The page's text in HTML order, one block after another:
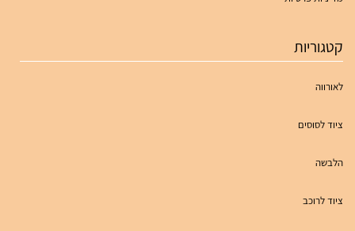
קטגוריות
לאורווה
ציוד לסוסים
הלבשה
ציוד לרוכב